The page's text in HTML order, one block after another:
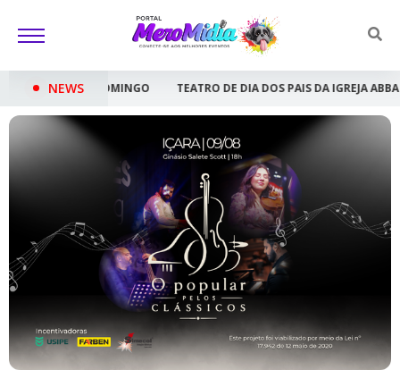
NEWS
TEATRO DE DIA DOS PAIS DA IGREJA ABBA PAI SERÁ APRESENTADO